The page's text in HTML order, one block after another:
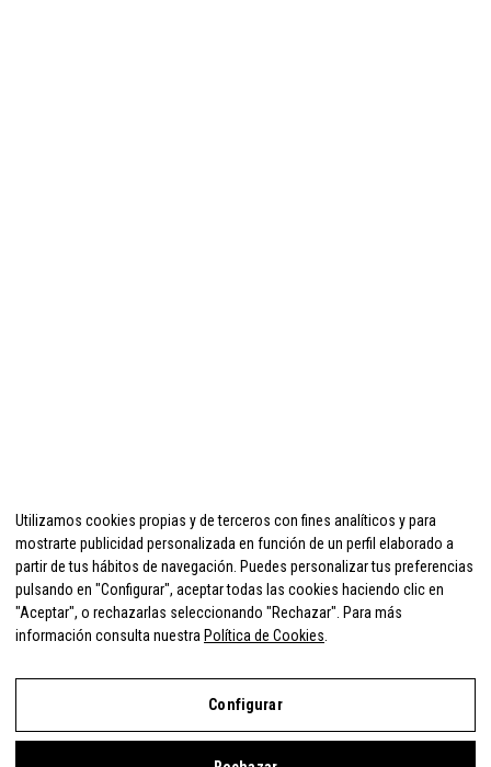
Utilizamos cookies propias y de terceros con fines analíticos y para
mostrarte publicidad personalizada en función de un perfil elaborado a
partir de tus hábitos de navegación. Puedes personalizar tus preferencias
pulsando en "Configurar", aceptar todas las cookies haciendo clic en
"Aceptar", o rechazarlas seleccionando "Rechazar". Para más
información consulta nuestra Política de Cookies
Configurar